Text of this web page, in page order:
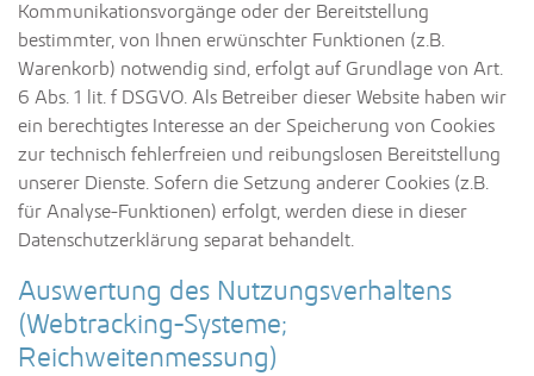
Kommunikationsvorgänge oder der Bereitstellung
bestimmter, von Ihnen erwünschter Funktionen (z.B.
Warenkorb) notwendig sind, erfolgt auf Grundlage von Art.
6 Abs. 1 lit. f DSGVO. Als Betreiber dieser Website haben wir
ein berechtigtes Interesse an der Speicherung von Cookies
zur technisch fehlerfreien und reibungslosen Bereitstellung
unserer Dienste. Sofern die Setzung anderer Cookies (z.B.
für Analyse-Funktionen) erfolgt, werden diese in dieser
Datenschutzerklärung separat behandelt.
Auswertung des Nutzungsverhaltens
(Webtracking-Systeme;
Reichweitenmessung)